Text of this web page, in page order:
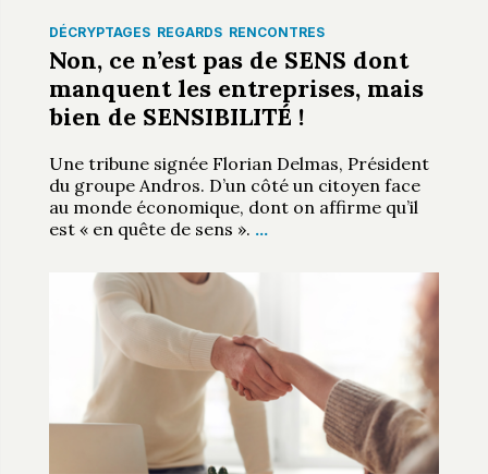
DÉCRYPTAGES REGARDS RENCONTRES
Non, ce n’est pas de SENS dont
manquent les entreprises, mais
bien de SENSIBILITÉ !
Une tribune signée Florian Delmas, Président
du groupe Andros. D’un côté un citoyen face
au monde économique, dont on affirme qu’il
est « en quête de sens ». …